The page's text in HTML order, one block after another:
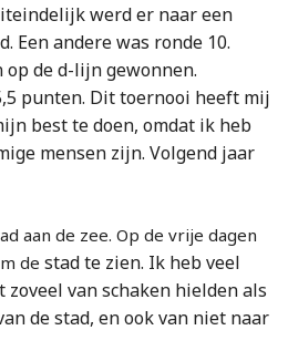
werd er naar een
Een andere was ronde 10.
de d-lijn gewonnen.
punten. Dit toernooi heeft mij
best te doen, omdat ik heb
mensen zijn. Volgend jaar
aan de zee. Op de vrije dagen
de stad te zien. Ik heb veel
van schaken hielden als
de stad, en ook van niet naar